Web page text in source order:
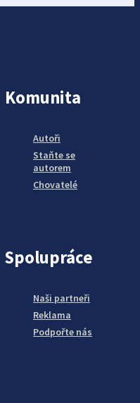
Komunita
Autoři
Staňte se
autorem
Chovatelé
Spolupráce
Naši partneři
Reklama
Podpořte nás